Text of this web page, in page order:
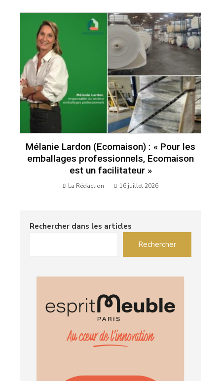
Mélanie Lardon (Ecomaison) : « Pour les
emballages professionnels, Ecomaison
est un facilitateur »
La Rédaction 16 juillet 2026
Rechercher dans les articles
Rechercher